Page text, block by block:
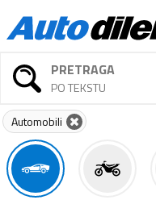
PRETRAGA
PO TEKSTU
Automobili